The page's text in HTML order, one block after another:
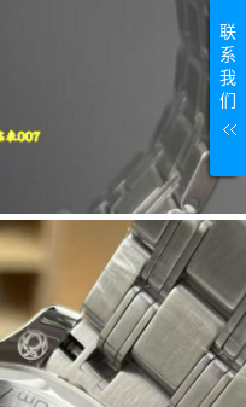
联
系
我
们